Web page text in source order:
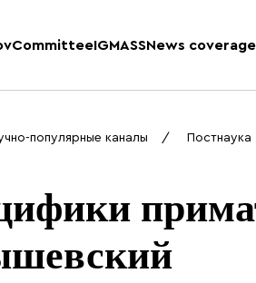
CommitteeIGMASSNews coverage
популярные каналы Постнаука